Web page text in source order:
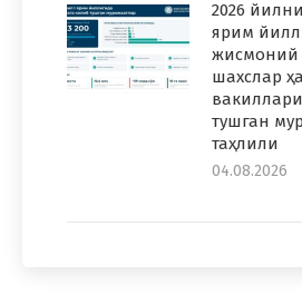
2026
ярим
жисмоний
шахслар
тушган
таҳлили
04.08.2026